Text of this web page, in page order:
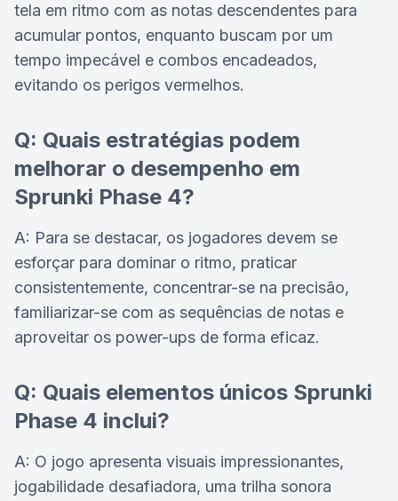
tela em ritmo com as notas descendentes para
acumular pontos, enquanto buscam por um
tempo impecável e combos encadeados,
evitando os perigos vermelhos.
Q: Quais estratégias podem
melhorar o desempenho em
Sprunki Phase 4?
A: Para se destacar, os jogadores devem se
esforçar para dominar o ritmo, praticar
consistentemente, concentrar-se na precisão,
familiarizar-se com as sequências de notas e
aproveitar os power-ups de forma eficaz.
Q: Quais elementos únicos Sprunki
Phase 4 inclui?
A: O jogo apresenta visuais impressionantes,
jogabilidade desafiadora, uma trilha sonora